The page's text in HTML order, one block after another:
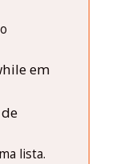
em
lista.